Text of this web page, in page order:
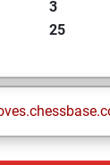
3
25